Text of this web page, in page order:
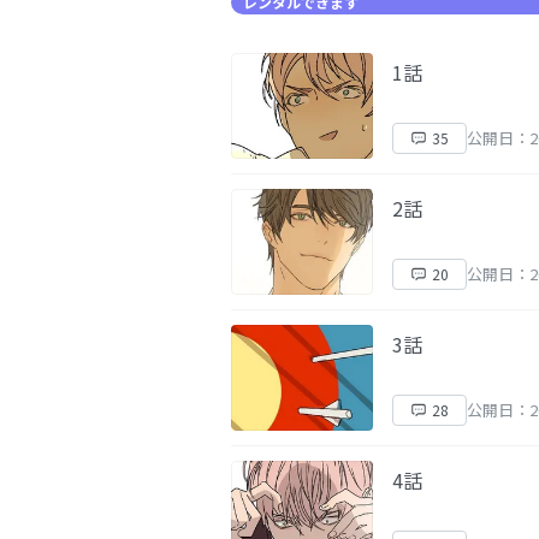
1話
35 公開日：
2話
20 公開日：
3話
28 公開日：
4話